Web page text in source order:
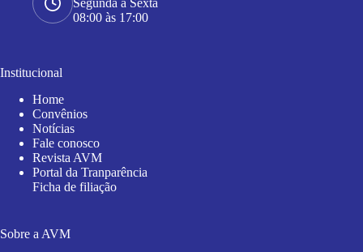
Segunda a Sexta
08:00 às 17:00
Institucional
Home
Convênios
Notícias
Fale conosco
Revista AVM
Portal da Tranparência
Ficha de filiação
Sobre a AVM